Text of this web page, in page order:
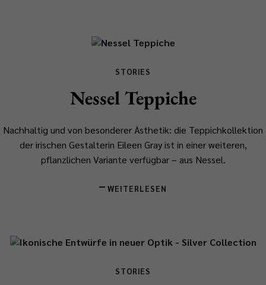
STORIES
Nessel Teppiche
Nachhaltig und von besonderer Ästhetik: die Teppichkollektion
der irischen Gestalterin Eileen Gray ist in einer weiteren,
pflanzlichen Variante verfügbar – aus Nessel.
WEITERLESEN
STORIES